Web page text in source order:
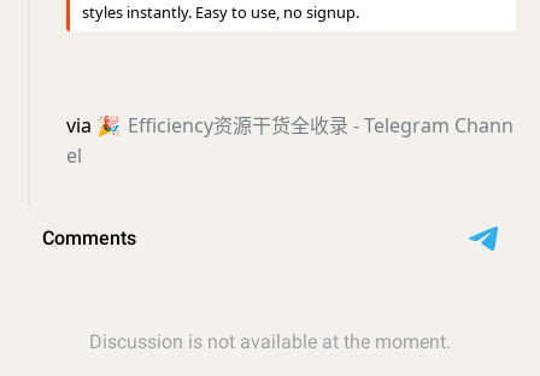
styles instantly. Easy to use, no signup.
via 🎉 Efficiency资源干货全收录 - Telegram Chann
el